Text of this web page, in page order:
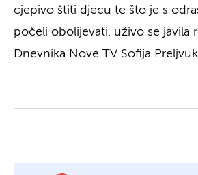
cjepivo štiti djecu te što je s
počeli obolijevati, uživo se javila
Dnevnika Nove TV Sofija